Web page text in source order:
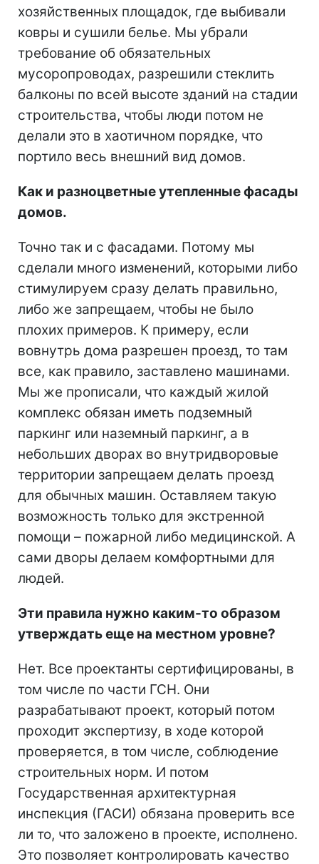
хозяйственных площадок, где выбивали
ковры и сушили белье. Мы убрали
требование об обязательных
мусоропроводах, разрешили стеклить
балконы по всей высоте зданий на стадии
строительства, чтобы люди потом не
делали это в хаотичном порядке, что
портило весь внешний вид домов.
Как и разноцветные утепленные фасады
домов.
Точно так и с фасадами. Потому мы
сделали много изменений, которыми либо
стимулируем сразу делать правильно,
либо же запрещаем, чтобы не было
плохих примеров. К примеру, если
вовнутрь дома разрешен проезд, то там
все, как правило, заставлено машинами.
Мы же прописали, что каждый жилой
комплекс обязан иметь подземный
паркинг или наземный паркинг, а в
небольших дворах во внутридворовые
территории запрещаем делать проезд
для обычных машин. Оставляем такую
возможность только для экстренной
помощи – пожарной либо медицинской. А
сами дворы делаем комфортными для
людей.
Эти правила нужно каким-то образом
утверждать еще на местном уровне?
Нет. Все проектанты сертифицированы, в
том числе по части ГСН. Они
разрабатывают проект, который потом
проходит экспертизу, в ходе которой
проверяется, в том числе, соблюдение
строительных норм. И потом
Государственная архитектурная
инспекция (ГАСИ) обязана проверить все
ли то, что заложено в проекте, исполнено.
Это позволяет контролировать качество